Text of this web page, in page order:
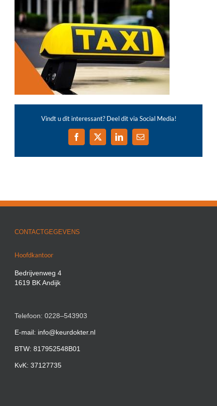
Vindt u dit interessant? Deel dit via Social Media!
Facebook
X LinkedIn
E-
CONTACTGEGEVENS
Hoofdkantoor
Bedrijvenweg 4
1619 BK Andijk
Telefoon: 0228–543903
E-mail: info@keurdokter.nl
BTW: 817952548B01
KvK: 37127735